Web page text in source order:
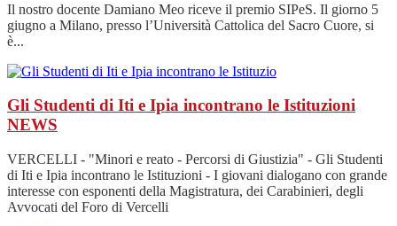
Il nostro docente Damiano Meo riceve il premio SIPeS. Il giorno 5
giugno a Milano, presso l’Università Cattolica del Sacro Cuore, si
è...
Gli Studenti di Iti e Ipia incontrano le Istituzioni
NEWS
VERCELLI - "Minori e reato - Percorsi di Giustizia" - Gli Studenti
di Iti e Ipia incontrano le Istituzioni - I giovani dialogano con grande
interesse con esponenti della Magistratura, dei Carabinieri, degli
Avvocati del Foro di Vercelli